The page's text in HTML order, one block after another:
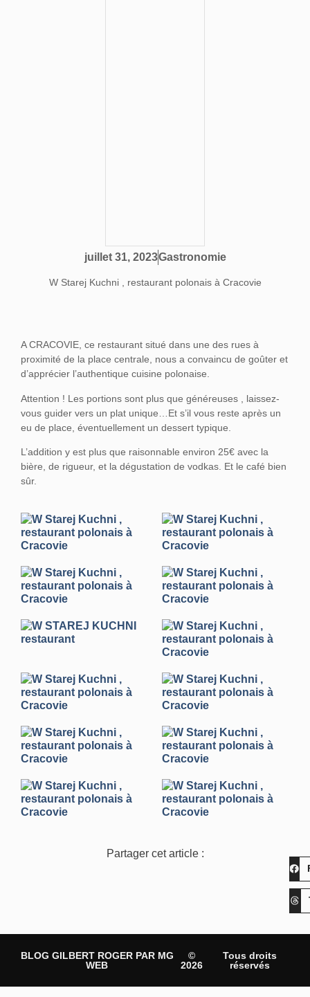
juillet 31, 2023Gastronomie
W Starej Kuchni , restaurant polonais à Cracovie
A CRACOVIE, ce restaurant situé dans une des rues à
proximité de la place centrale, nous a convaincu de goûter et
d’apprécier l’authentique cuisine polonaise.
Attention ! Les portions sont plus que généreuses , laissez-
vous guider vers un plat unique…Et s’il vous reste après un
eu de place, éventuellement un dessert typique.
L’addition y est plus que raisonnable environ 25€ avec la
bière, de rigueur, et la dégustation de vodkas. Et le café bien
sûr.
Partager cet article :
BLOG GILBERT ROGER PAR MG
WEB
©
2026
Tous droits
réservés